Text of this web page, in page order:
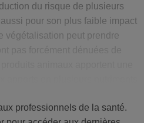
du risque de plusieurs
pour son plus faible impact
végétalisation peut prendre
végétalisation » se cache donc
professionnels de la santé.